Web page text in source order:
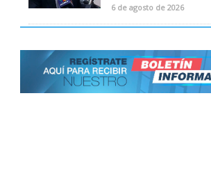
6 de agosto de 2026